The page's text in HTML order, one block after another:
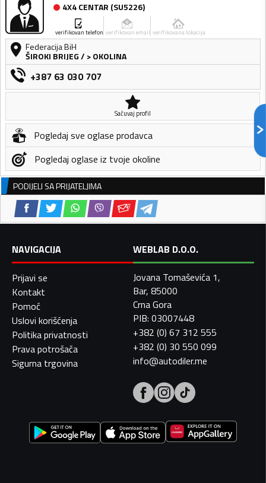
4X4 CENTAR (SU5226)
verifikovan telefon verifikovan email verifikovana lokacija
Federacija BiH
ŠIROKI BRIJEG/ > OKOLINA
+387 63 030 707
Sačuvaj profil
Pogledaj sve oglase prodavca
Pogledaj oglase iz tvoje okoline
PODIJELI SA PRIJATELJIMA
NAVIGACIJA
Prijavi se
Kontakt
Pomoć
Uslovi korišćenja
Politika privatnosti
Prava potrošača
Sigurna trgovina
WEBLAB D.O.O.
Jovana Tomaševića 1,
Bar, 85000
Crna Gora
PIB: 03007448
+382 (0) 67 312 555
+382 (0) 30 550 099
info@autodiler.me